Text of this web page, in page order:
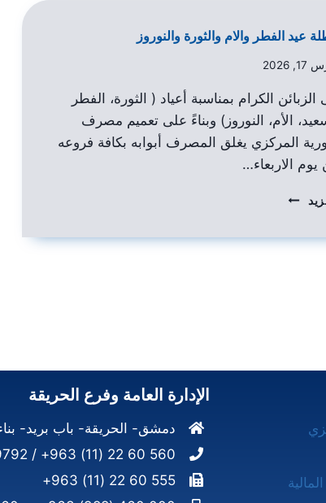
عيد الفطر والام والثورة والنوروز
2026
الزبائن الكرام بمناسبة أعياد ( الثورة، الفطر
الأم، النوروز) وبناءً على تعميم مصرف
المركزي يغلق المصرف أبوابه بكافة فروعه
يوم الاربعاء…
الإدارة العامة وفرع الحريقة
دمشق- الحريقة- باب بريد-
560 60 22 (11) 963+ / 9792 (11)
555 60 22 (11) 963+